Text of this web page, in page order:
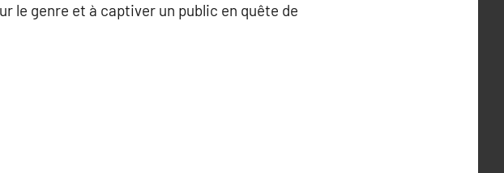
le genre et à captiver un public en quête de